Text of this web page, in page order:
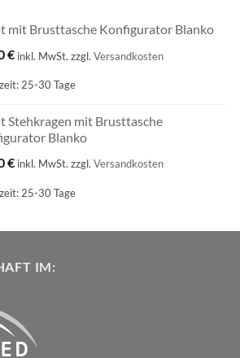
mit Brusttasche Konfigurator Blanko
€ inkl. MwSt. zzgl. Versandkosten
25-30 Tage
Stehkragen mit Brusttasche
Blanko
€ inkl. MwSt. zzgl. Versandkosten
25-30 Tage
IM: